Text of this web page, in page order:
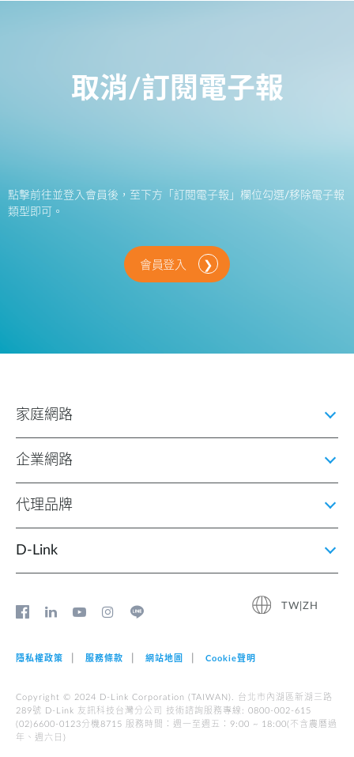
取消/訂閱電子報
點擊前往並登入會員後，至下方「訂閱電子報」欄位勾選/移除電子報
類型即可。
會員登入
家庭網路
企業網路
代理品牌
D‑Link
TW|ZH
隱私權政策 服務條款 網站地圖 Cookie聲明
Copyright © 2024 D-Link Corporation (TAIWAN). 台北市內湖區新湖三路
289號 D-Link 友訊科技台灣分公司 技術諮詢服務專線: 0800-002-615
(02)6600-0123分機8715 服務時間︰週一至週五︰9:00 ~ 18:00(不含農曆過
年、週六日)